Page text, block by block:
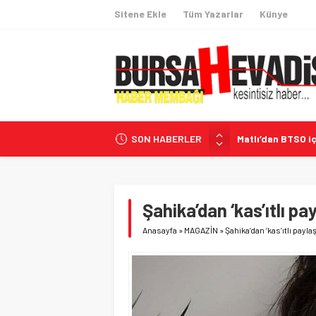
Sitene Ekle Tüm Yazarlar Künye
SON HABERLER
Bursa
Özer Matlı’ya
Mustafa Keser
Şahika’dan ‘kas’ıtlı
Anasayfa » MAGAZİN »Şahika’dan ‘kas’ıtlı